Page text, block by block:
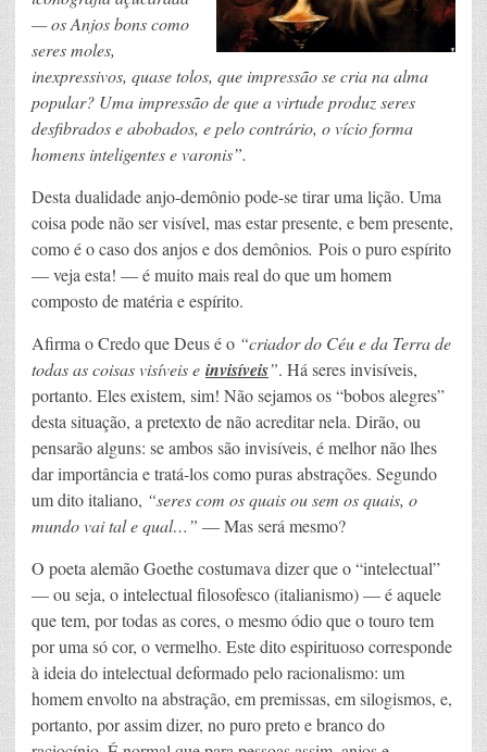
— os Anjos bons como
seres moles,
inexpressivos, quase tolos, que impressão se cria na alma
popular? Uma impressão de que a virtude produz seres
desfibrados e abobados, e pelo contrário, o vício forma
homens inteligentes e varonis”.
Desta dualidade anjo-demônio pode-se tirar uma lição. Uma
coisa pode não ser visível, mas estar presente, e bem presente,
como é o caso dos anjos e dos demônios. Pois o puro espírito
— veja esta! — é muito mais real do que um homem
composto de matéria e espírito.
Afirma o Credo que Deus é o “criador do Céu e da Terra de
todas as coisas visíveis e invisíveis”. Há seres invisíveis,
portanto. Eles existem, sim! Não sejamos os “bobos alegres”
desta situação, a pretexto de não acreditar nela. Dirão, ou
pensarão alguns: se ambos são invisíveis, é melhor não lhes
dar importância e tratá-los como puras abstrações. Segundo
um dito italiano, “seres com os quais ou sem os quais, o
mundo vai tal e qual…” — Mas será mesmo?
O poeta alemão Goethe costumava dizer que o “intelectual”
— ou seja, o intelectual filosofesco (italianismo) — é aquele
que tem, por todas as cores, o mesmo ódio que o touro tem
por uma só cor, o vermelho. Este dito espirituoso corresponde
à ideia do intelectual deformado pelo racionalismo: um
homem envolto na abstração, em premissas, em silogismos, e,
portanto, por assim dizer, no puro preto e branco do